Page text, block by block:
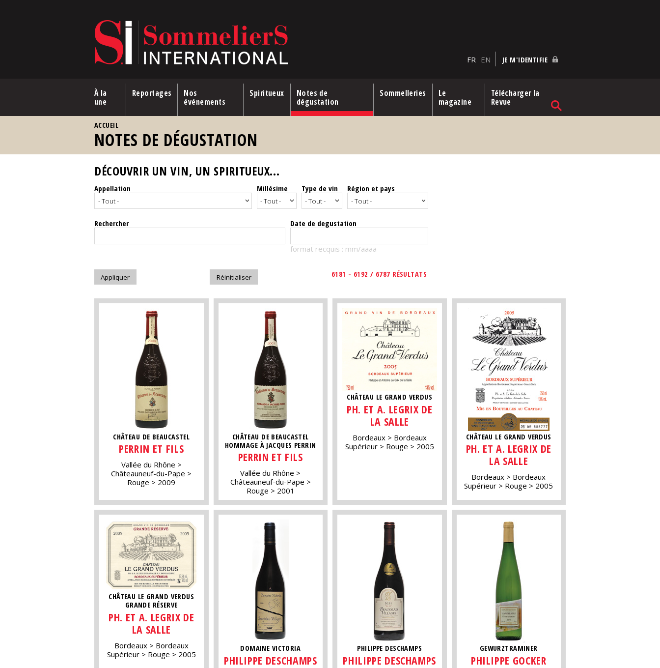
FR EN JE M'IDENTIFIE
À la
une
Reportages
Nos
événements
Spiritueux
Notes de
dégustation
Sommelleries
Le
magazine
Télécharger la
Revue
ACCUEIL
NOTES DE DÉGUSTATION
DÉCOUVRIR UN VIN, UN SPIRITUEUX...
Appellation Millésime Type de vin Région et pays
Rechercher Date de degustation
format recquis : mm/aaaa
6181 - 6192 / 6787 RÉSULTATS
CHÂTEAU DE BEAUCASTEL
PERRIN ET FILS
Vallée du Rhône
Châteauneuf-du-Pape
Rouge
2009
CHÂTEAU DE BEAUCASTEL
HOMMAGE À JACQUES PERRIN
PERRIN ET FILS
Vallée du Rhône
Châteauneuf-du-Pape
Rouge
2001
CHÂTEAU LE GRAND VERDUS
PH. ET A. LEGRIX DE
LA SALLE
Bordeaux
Bordeaux
Supérieur
Rouge 2005
CHÂTEAU LE GRAND VERDUS
PH. ET A. LEGRIX DE
LA SALLE
Bordeaux
Bordeaux
Supérieur
Rouge 2005
CHÂTEAU LE GRAND VERDUS
GRANDE RÉSERVE
PH. ET A. LEGRIX DE
LA SALLE
Bordeaux
Bordeaux
Supérieur
Rouge 2005
DOMAINE VICTORIA
PHILIPPE DESCHAMPS
PHILIPPE DESCHAMPS
PHILIPPE DESCHAMPS
GEWURZTRAMINER
PHILIPPE GOCKER